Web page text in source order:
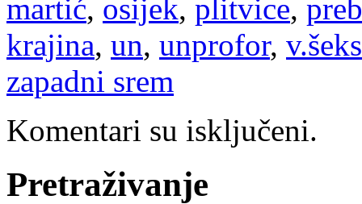
martić, osijek, plitvice,
krajina, un, unprofor, v.šeks
zapadni srem
Komentari su isključeni.
Pretraživanje